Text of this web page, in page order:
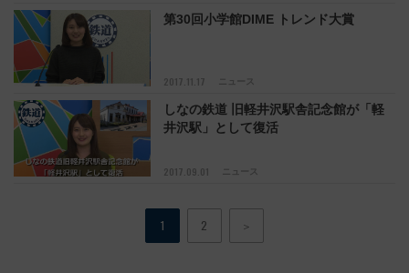
2017.11.17 ニュース
第30回小学館DIME トレンド大賞
2017.09.01 ニュース
しなの鉄道 旧軽井沢駅舎記念館が「軽
井沢駅」として復活
1 2 ＞